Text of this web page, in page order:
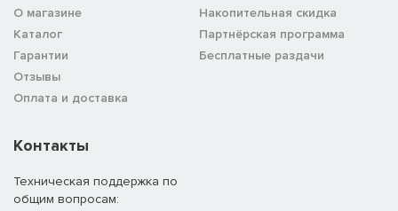
О магазине
Каталог
Гарантии
Отзывы
Оплата и доставка
Накопительная скидка
Партнёрская программа
Бесплатные раздачи
Контакты
Техническая поддержка по
общим вопросам: